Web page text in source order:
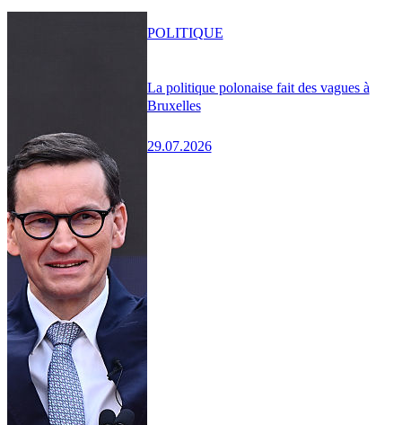
La politique polonaise fait des vagues à
Bruxelles
29.07.2026
POLITIQUE